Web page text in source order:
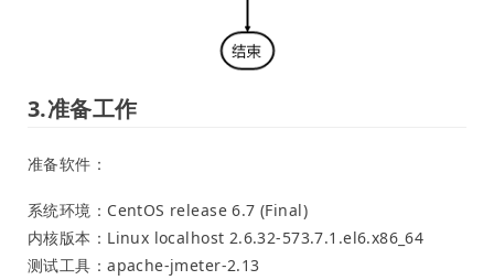
3.准备工作
准备软件：
系统环境：CentOS release 6.7 (Final)
内核版本：Linux localhost 2.6.32-573.7.1.el6.x86_64
测试工具：apache-jmeter-2.13